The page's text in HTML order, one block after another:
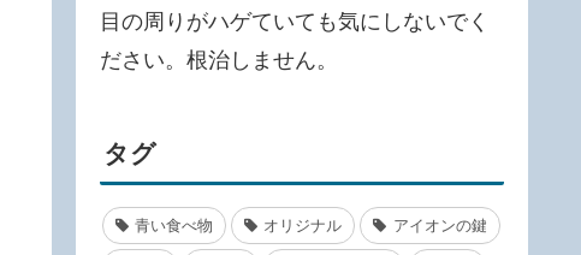
目の周りがハゲていても気にしないでく
ださい。根治しません。
タグ
青い食べ物 オリジナル アイオンの鍵